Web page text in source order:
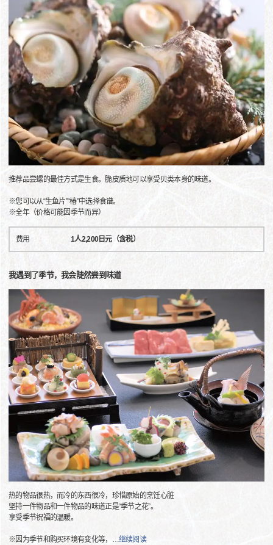
推荐品尝螺的最佳方式是生食。脆皮质地可以享受贝类本身的味道。
※您可以从“生鱼片”“椿”中选择食谱。
※全年（价格可能因季节而异）
费用 1人2,200日元（含税）
我遇到了季节，我会陡然尝到味道
热的物品很热，而冷的东西很冷，珍惜原始的烹饪心脏
坚持一件物品和一件物品的味道正是“季节之花”。
享受季节祝福的温暖。
※因为季节和购买环境有变化等， …继续阅读